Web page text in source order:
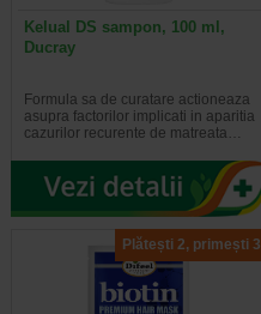
Kelual DS sampon, 100 ml,
Ducray
Formula sa de curatare actioneaza
asupra factorilor implicati in aparitia
cazurilor recurente de matreata…
Plătești 2, primești 3